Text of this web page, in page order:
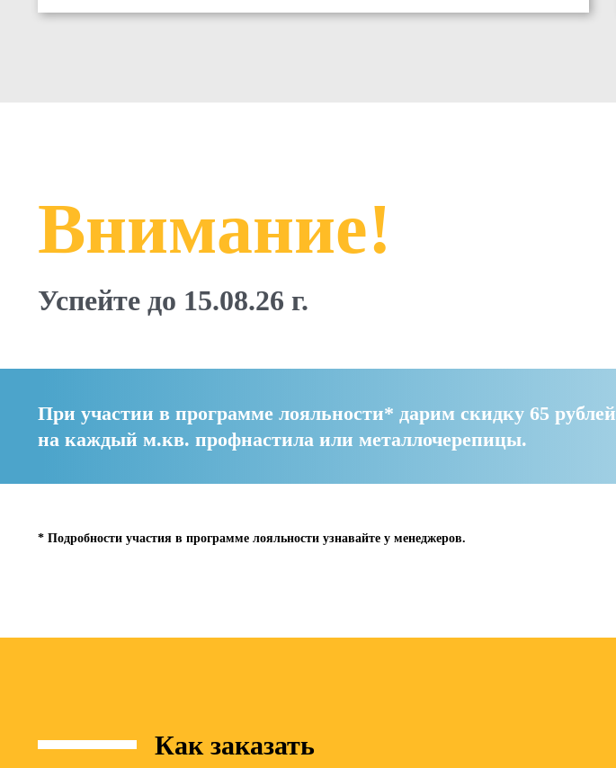
Внимание!
Успейте до 15.08.26 г.
При участии в программе лояльности* дарим скидку 65 рублей
на каждый м.кв. профнастила или металлочерепицы.
* Подробности участия в программе лояльности узнавайте у менеджеров.
Как заказать